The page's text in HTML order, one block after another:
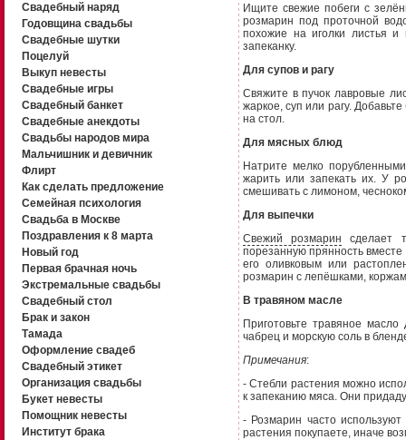
Свадебный наряд
Годовщина свадьбы
Свадебные шутки
Поцелуй
Выкуп невесты
Свадебные игры
Свадебный банкет
Свадебные анекдоты
Свадьбы народов мира
Мальчишник и девичник
Флирт
Как сделать предложение
Семейная психология
Свадьба в Москве
Поздравления к 8 марта
Новый год
Первая брачная ночь
Экстремальные свадьбы
Свадебный стол
Брак и закон
Тамада
Оформление свадеб
Свадебный этикет
Организация свадьбы
Букет невесты
Помощник невесты
Институт брака
Ищите свежие побеги с
розмарин под проточной
похожие на иголки листья и
запеканку.
Для супов и рагу
Свяжите в пучок лавровые
жаркое, суп или рагу.
на стол.
Для мясных блюд
Натрите мелко
жарить или запекать их. У
смешивать с лимоном,
Для выпечки
Свежий розмарин сделает
порезанную прянность вместе
его оливковым или
розмарин с лепёшками,
В травяном масле
Приготовьте травяное
чабрец и морскую соль в
Примечания:
- Стебли растения можно
к запеканию мяса. Они
- Розмарин часто
растения покупаете, иначе